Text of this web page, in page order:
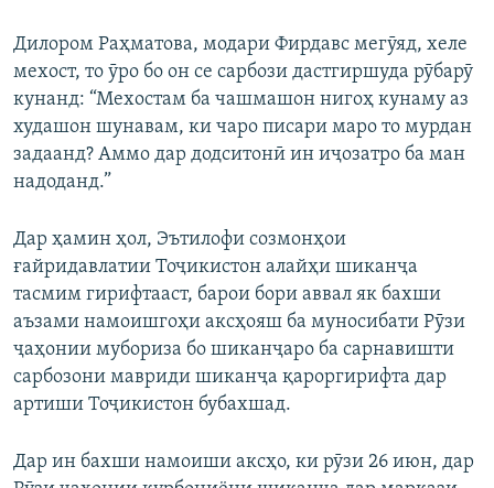
Дилором Раҳматова, модари Фирдавс мегӯяд, хеле
мехост, то ӯро бо он се сарбози дастгиршуда рӯбарӯ
кунанд: “Мехостам ба чашмашон нигоҳ кунаму аз
худашон шунавам, ки чаро писари маро то мурдан
задаанд? Аммо дар додситонӣ ин иҷозатро ба ман
надоданд.”
Дар ҳамин ҳол, Эътилофи созмонҳои
ғайридавлатии Тоҷикистон алайҳи шиканҷа
тасмим гирифтааст, барои бори аввал як бахши
аъзами намоишгоҳи аксҳояш ба муносибати Рӯзи
ҷаҳонии мубориза бо шиканҷаро ба сарнавишти
сарбозони мавриди шиканҷа қароргирифта дар
артиши Тоҷикистон бубахшад.
Дар ин бахши намоиши аксҳо, ки рӯзи 26 июн, дар